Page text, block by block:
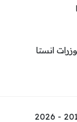
انستا